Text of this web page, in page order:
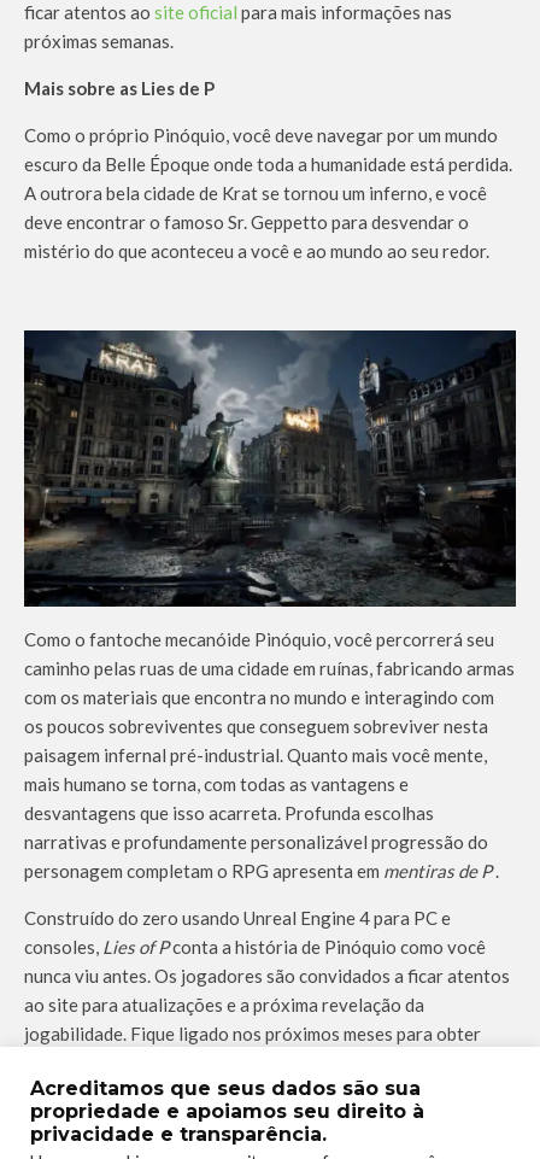
ficar atentos ao site oficial para mais informações nas
próximas semanas.
Mais sobre as Lies de P
Como o próprio Pinóquio, você deve navegar por um mundo
escuro da Belle Époque onde toda a humanidade está perdida.
A outrora bela cidade de Krat se tornou um inferno, e você
deve encontrar o famoso Sr. Geppetto para desvendar o
mistério do que aconteceu a você e ao mundo ao seu redor.
Como o fantoche mecanóide Pinóquio, você percorrerá seu
caminho pelas ruas de uma cidade em ruínas, fabricando armas
com os materiais que encontra no mundo e interagindo com
os poucos sobreviventes que conseguem sobreviver nesta
paisagem infernal pré-industrial. Quanto mais você mente,
mais humano se torna, com todas as vantagens e
desvantagens que isso acarreta. Profunda escolhas
narrativas e profundamente personalizável progressão do
personagem completam o RPG apresenta em mentiras de P.
Construído do zero usando Unreal Engine 4 para PC e
consoles, Lies of Pconta a história de Pinóquio como você
nunca viu antes. Os jogadores são convidados a ficar atentos
ao sitepara atualizações e a próxima revelação da
jogabilidade. Fique ligado nos próximos meses para obter
mais.
Acreditamos que seus dados são sua
propriedade e apoiamos seu direito à
privacidade e transparência.